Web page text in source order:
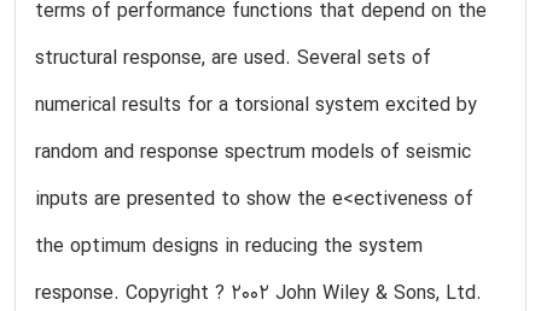
terms of performance functions that depend on the
structural response, are used. Several sets of
numerical results for a torsional system excited by
random and response spectrum models of seismic
inputs are presented to show the e<ectiveness of
the optimum designs in reducing the system
response. Copyright ? 2002 John Wiley & Sons, Ltd.